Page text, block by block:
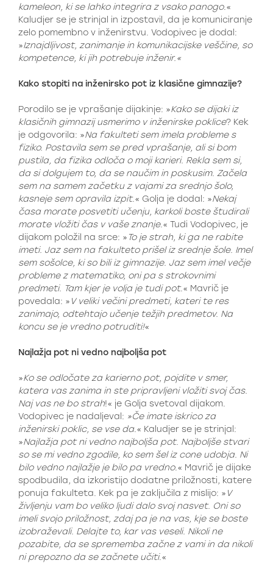
kameleon, ki se lahko integrira z vsako panogo.«
Kaludjer se je strinjal in izpostavil, da je komuniciranje
zelo pomembno v inženirstvu. Vodopivec je dodal:
»Iznajdljivost, zanimanje in komunikacijske veščine, so
kompetence, ki jih potrebuje inženir.«
Kako stopiti na inženirsko pot iz klasične gimnazije?
Porodilo se je vprašanje dijakinje: »Kako se dijaki iz
klasičnih gimnazij usmerimo v inženirske poklice? Kek
je odgovorila: »Na fakulteti sem imela probleme s
fiziko. Postavila sem se pred vprašanje, ali si bom
pustila, da fizika odloča o moji karieri. Rekla sem si,
da si dolgujem to, da se naučim in poskusim. Začela
sem na samem začetku z vajami za srednjo šolo,
kasneje sem opravila izpit.« Golja je dodal: »Nekaj
časa morate posvetiti učenju, karkoli boste študirali
morate vložiti čas v vaše znanje.« Tudi Vodopivec, je
dijakom položil na srce: » To je strah, ki ga ne rabite
imeti. Jaz sem na fakulteto prišel iz srednje šole. Imel
sem sošolce, ki so bili iz gimnazije. Jaz sem imel večje
probleme z matematiko, oni pa s strokovnimi
predmeti. Tam kjer je volja je tudi pot.« Mavrič je
povedala: » V veliki večini predmeti, kateri te res
zanimajo, odtehtajo učenje težjih predmetov. Na
koncu se je vredno potruditi!«
Najlažja pot ni vedno najboljša pot
»Ko se odločate za karierno pot, pojdite v smer,
katera vas zanima in ste pripravljeni vložiti svoj čas.
Naj vas ne bo strah!« je Golja svetoval dijakom.
Vodopivec je nadaljeval: »Če imate iskrico za
inženirski poklic, se vse da.« Kaludjer se je strinjal:
»Najlažja pot ni vedno najboljša pot. Najboljše stvari
so se mi vedno zgodile, ko sem šel iz cone udobja. Ni
bilo vedno najlažje je bilo pa vredno.« Mavrič je dijake
spodbudila, da izkoristijo dodatne priložnosti, katere
ponuja fakulteta. Kek pa je zaključila z mislijo: » V
življenju vam bo veliko ljudi dalo svoj nasvet. Oni so
imeli svojo priložnost, zdaj pa je na vas, kje se boste
izobraževali. Delajte to, kar vas veseli. Nikoli ne
pozabite, da se sprememba začne z vami in da nikoli
ni prepozno da se začnete učiti.«